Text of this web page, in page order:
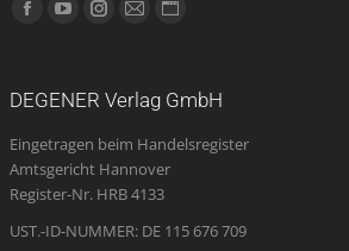
Facebook
new
window
YouTube
new
window
Instagram
new
window
E-
opens
in
new
Website
new
DEGENER Verlag GmbH
Eingetragen beim Handelsregister
Amtsgericht Hannover
Register-Nr. HRB 4133
UST.-ID-NUMMER: DE 115 676 709